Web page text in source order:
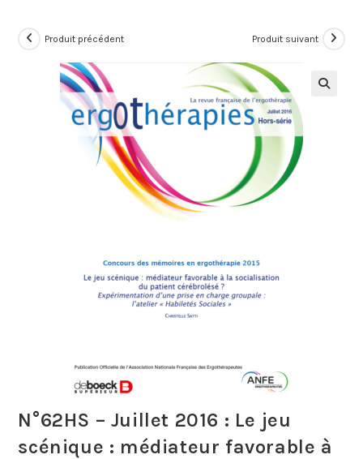
Produit précédent Produit suivant
N°62HS – Juillet 2016 : Le jeu
scénique : médiateur favorable à